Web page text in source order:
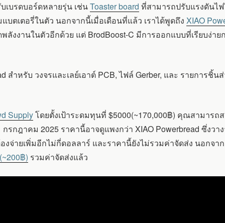
เบรดบอร์ดหลายรุ่น เช่นToaster board ที่สามารถปรับแรงดันไ
ตเตอรี่ในตัว นอกจากนี้เมื่อเดือนที่แล้ว เราได้พูดถึง XIAO
งงานในตัวอีกด้วย แต่ BrodBoost-C มีการออกแบบที่เรียบง่า
สำหรับ วงจรและเลย์เอาต์ PCB, ไฟล์ Gerber, และ รายการชิ้น
Supplyโดยตั้งเป้าระดมทุนที่ $5000(~170,000฿) คุณสามารถ
รกฎาคม 2025 ราคานี้อาจดูแพงกว่า XIAO Powerbread ซึ่งว
งจ่ายเพิ่มอีกไม่กี่ดอลลาร์ และราคานี้ยังไม่รวมค่าจัดส่ง นอกจ
฿) รวมค่าจัดส่งแล้ว